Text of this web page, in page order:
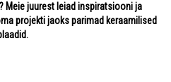
Meie juurest leiad inspiratsiooni ja
projekti jaoks parimad keraamilised